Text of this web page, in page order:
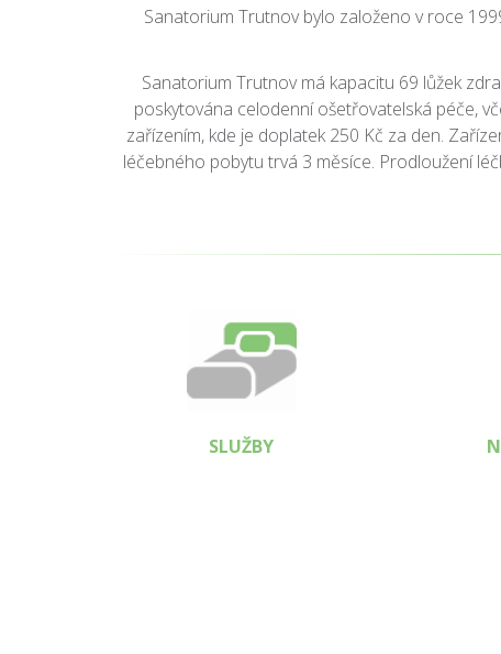
Sanatorium Trutnov bylo založeno v roce
Sanatorium Trutnov má kapacitu 69 lůžek
poskytována celodenní ošetřovatelská péče,
zařízením, kde je doplatek 250 Kč za den.
léčebného pobytu trvá 3 měsíce. Prodloužení
SLUŽBY